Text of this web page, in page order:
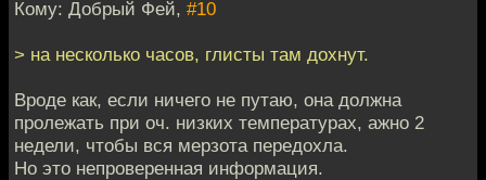
Кому: Добрый Фей, #10
> на несколько часов, глисты там дохнут.
Вроде как, если ничего не путаю, она должна
пролежать при оч. низких температурах, ажно 2
недели, чтобы вся мерзота передохла.
Но это непроверенная информация.